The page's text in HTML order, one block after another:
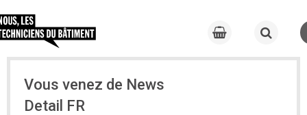
Vous venez de News
Detail FR